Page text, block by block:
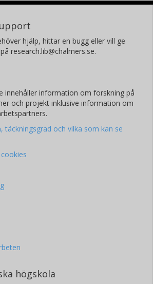
hjälp, hittar en bugg eller vill ge
research.lib@chalmers.se.
innehåller information om forskning på
och projekt inklusive information om
täckningsgrad och vilka som kan se
högskola